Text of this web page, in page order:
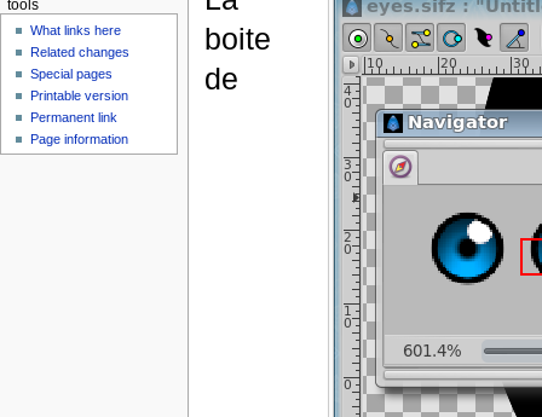
boite
de
tools
What links here
Related changes
Special pages
Printable version
Permanent link
Page information